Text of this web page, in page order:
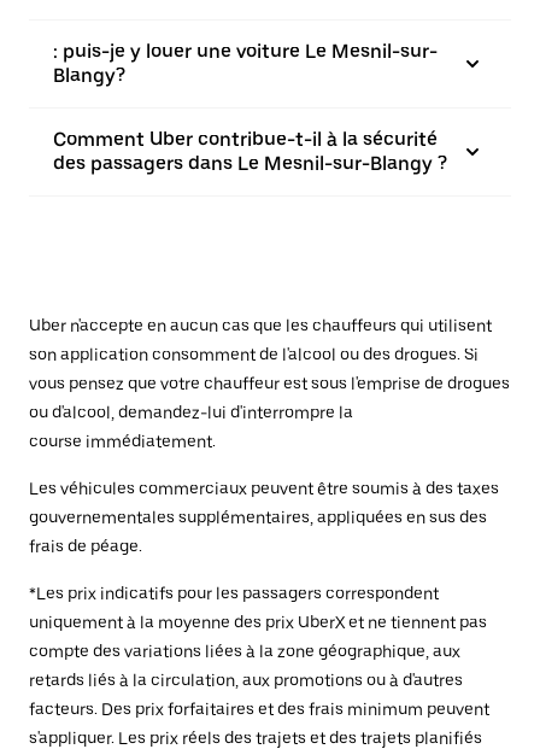
: puis-je y louer une voiture Le Mesnil-sur-
Blangy?
Comment Uber contribue-t-il à la sécurité
des passagers dans Le Mesnil-sur-Blangy ?
Uber n'accepte en aucun cas que les chauffeurs qui utilisent
son application consomment de l'alcool ou des drogues. Si
vous pensez que votre chauffeur est sous l'emprise de drogues
ou d'alcool, demandez-lui d'interrompre la
course immédiatement.
Les véhicules commerciaux peuvent être soumis à des taxes
gouvernementales supplémentaires, appliquées en sus des
frais de péage.
*Les prix indicatifs pour les passagers correspondent
uniquement à la moyenne des prix UberX et ne tiennent pas
compte des variations liées à la zone géographique, aux
retards liés à la circulation, aux promotions ou à d'autres
facteurs. Des prix forfaitaires et des frais minimum peuvent
s'appliquer. Les prix réels des trajets et des trajets planifiés